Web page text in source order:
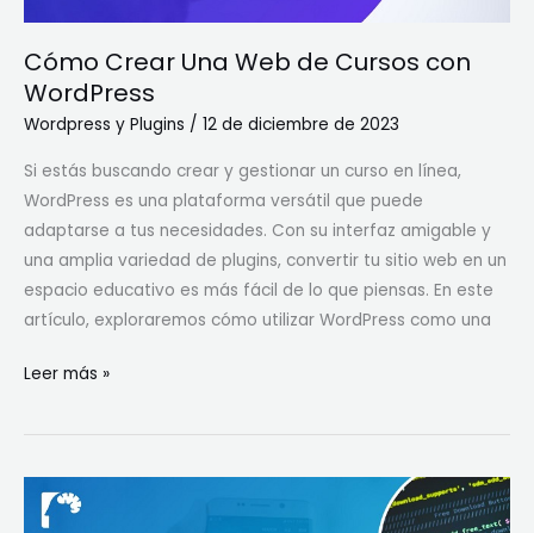
Cómo Crear Una Web de Cursos con
WordPress
Wordpress y Plugins / 12 de diciembre de 2023
Si estás buscando crear y gestionar un curso en línea,
WordPress es una plataforma versátil que puede
adaptarse a tus necesidades. Con su interfaz amigable y
una amplia variedad de plugins, convertir tu sitio web en un
espacio educativo es más fácil de lo que piensas. En este
artículo, exploraremos cómo utilizar WordPress como una
Leer más »
Cómo
utilizar